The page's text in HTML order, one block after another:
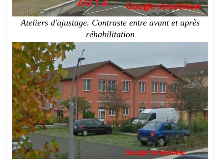
Ateliers d'ajustage. Contraste entre avant et après
réhabilitation